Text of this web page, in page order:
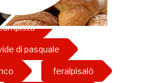
d'angelo
di pasquale
feralpisalò